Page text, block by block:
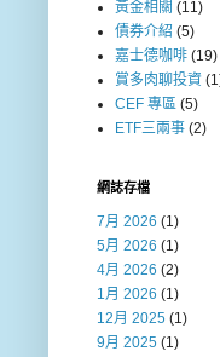
黃金相關 (11)
債券介紹 (5)
嘉士德咖啡 (19)
賞多肉聊投資
CEF 專區 (5)
ETF三兩事 (2)
網誌存檔
7月 2026 (1)
5月 2026 (1)
4月 2026 (2)
1月 2026 (1)
12月 2025 (1)
9月 2025 (1)